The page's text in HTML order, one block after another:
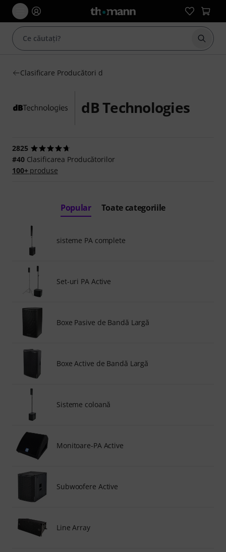
Clasificare Producători d
dB Technologies
2825
#40Clasificarea Producătorilor
100+produse
Popular Toate categoriile
sisteme PA complete
Set-uri PA Active
Boxe Pasive de Bandă Largă
Boxe Active de Bandă Largă
Sisteme coloană
Monitoare-PA Active
Subwoofere Active
Line Array